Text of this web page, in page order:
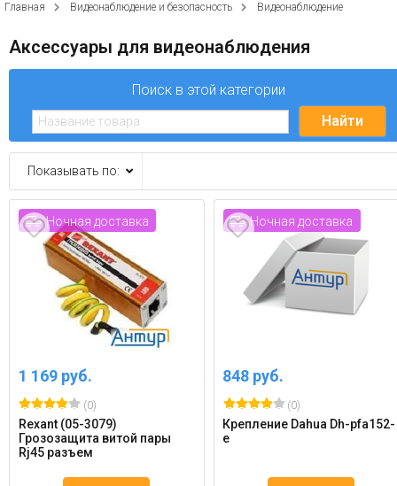
Главная Видеонаблюдение и безопасность Видеонаблюдение
Аксессуары для видеонаблюдения
Поиск в этой категории
Показывать по:
Ночная доставка
1 169 руб.
(0)
Rexant (05-3079)
Грозозащита витой пары
Rj45 разъем
Ночная доставка
848 руб.
(0)
Крепление Dahua Dh-pfa152-
e